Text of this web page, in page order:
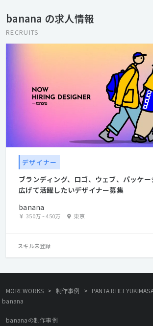
banana の求人情報
RECRUITS
デザイナー
ブランディング、ロゴ、ウェブ、パッケ
広げて活躍したいデザイナー募集
banana
350万~450万 東京
スキル未登録
MOREWORKS > 制作事例 > PANTA RHEI
banana
bananaの制作事例